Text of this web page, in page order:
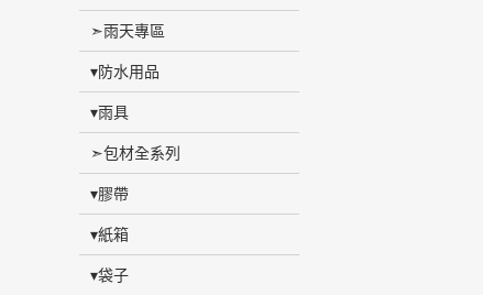
➣雨天專區
▾防水用品
▾雨具
➣包材全系列
▾膠帶
▾紙箱
▾袋子